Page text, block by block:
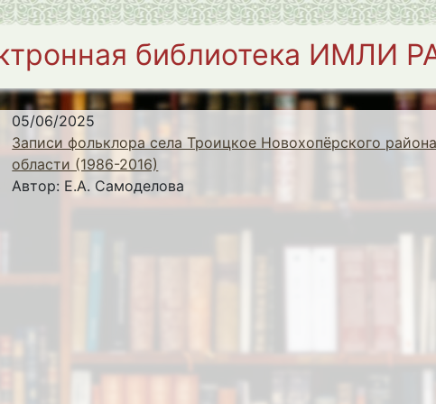
библиотека ИМЛИ
05/06/2025
Записи фольклора села Троицкое Новохопёрского
области (1986-2016)
Автор: Е.А. Самоделова